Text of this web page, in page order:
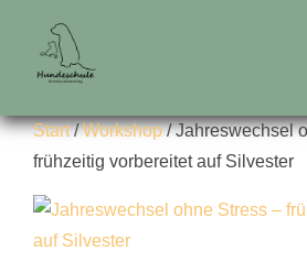
springen
Start/Workshop/ Jahreswechsel
frühzeitig vorbereitet auf Silvester